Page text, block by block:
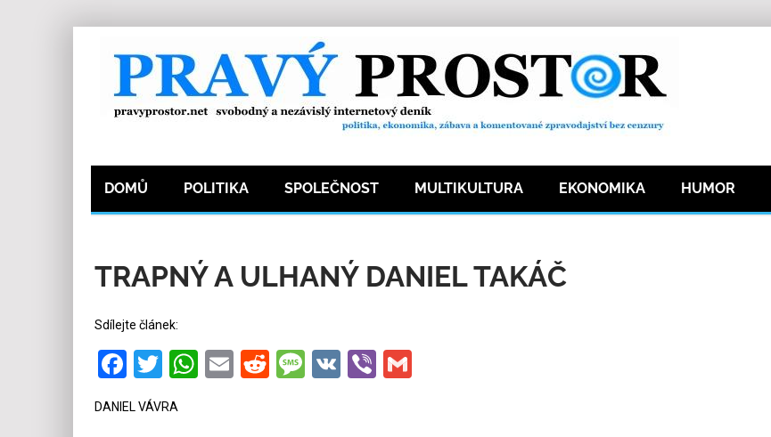
DOMŮ POLITIKA SPOLEČNOST MULTIKULTURA EKONOMIKA HUMOR
TRAPNÝ A ULHANÝ DANIEL TAKÁČ
Sdílejte článek:
Facebook
Twitter
WhatsApp
EmailRedditMessage
VKViberGmail
DANIEL VÁVRA